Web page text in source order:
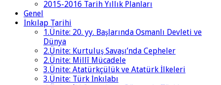
2015-2016 Tarih Yıllık Planları
Genel
İnkılap Tarihi
1.Ünite: 20. yy. Başlarında Osmanlı Devleti ve
Dünya
2.Ünite: Kurtuluş Savaşı’nda Cepheler
2.Ünite: Millî Mücadele
3.Ünite: Atatürkçülük ve Atatürk İlkeleri
3.Ünite: Türk İnkılabı